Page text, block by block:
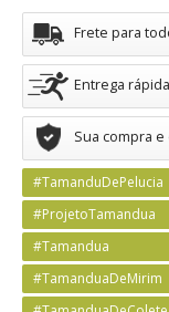
Frete para
Entrega
Sua compra
#TamanduDePelucia
#ProjetoTamandua
#Tamandua
#TamanduaDeMirim